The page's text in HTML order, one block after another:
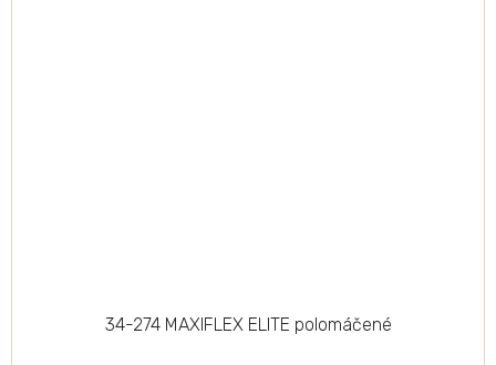
34-274 MAXIFLEX ELITE polomáčené